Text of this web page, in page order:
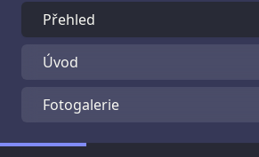
Přehled
Úvod
Fotogalerie